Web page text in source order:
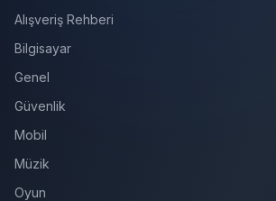
Alışveriş Rehberi
Bilgisayar
Genel
Güvenlik
Mobil
Müzik
Oyun